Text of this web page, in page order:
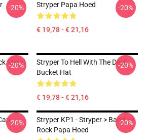
-20% Stryper Papa Hoed
€ 19,78 - € 21,16
-20%
Metal
-20%
Stryper To Hell With The Devil
Bucket Hat
€ 19,78 - € 21,16
-20%
-20%
Stryper KP1 - Stryper > Band >>
Rock Papa Hoed
-20%